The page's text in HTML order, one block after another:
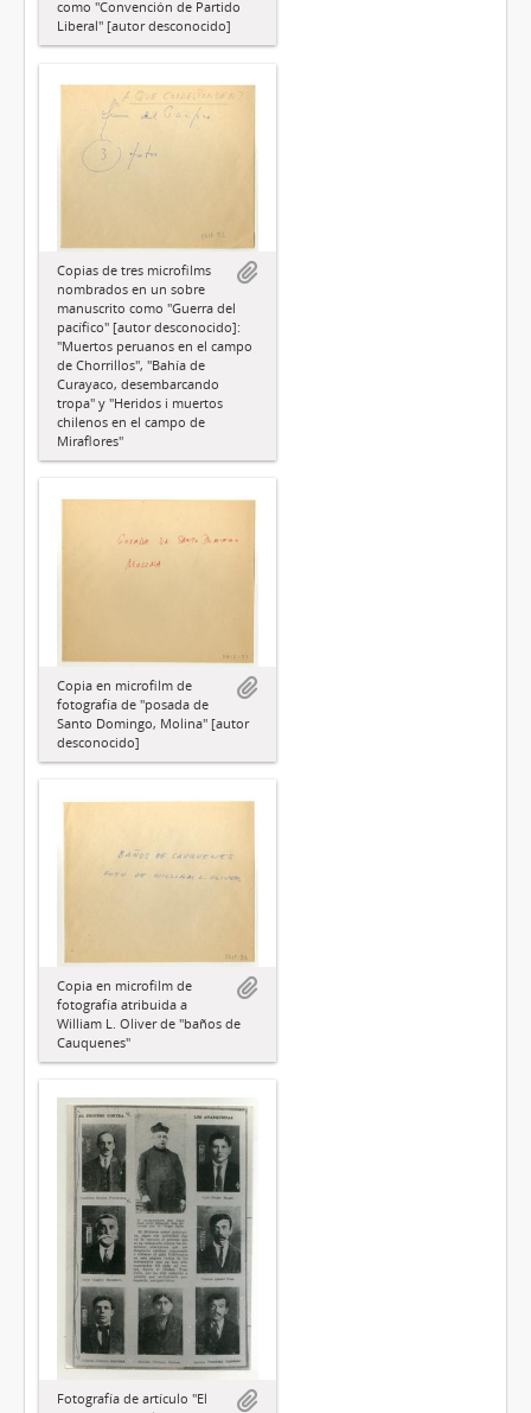
como "Convención de Partido
Liberal" [autor desconocido]
Copias de tres microfilms
nombrados en un sobre
manuscrito como "Guerra del
pacífico" [autor desconocido]:
"Muertos peruanos en el campo
de Chorrillos", "Bahía de
Curayaco, desembarcando
tropa" y "Heridos i muertos
chilenos en el campo de
Miraflores"
Copia en microfilm de
fotografía de "posada de
Santo Domingo, Molina" [autor
desconocido]
Copia en microfilm de
fotografía atribuida a
William L. Oliver de "baños de
Cauquenes"
Fotografía de artículo "El